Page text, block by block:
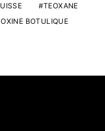
TEOXANE
BOTULIQUE